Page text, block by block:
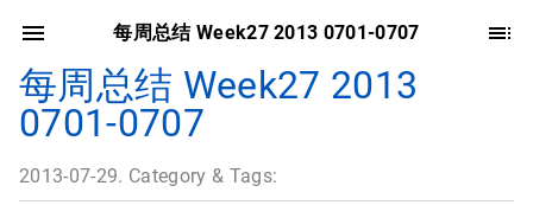
每周总结 Week27 2013 0701-0707
每周总结 Week27 2013
0701-0707
2013-07-29. Category & Tags: